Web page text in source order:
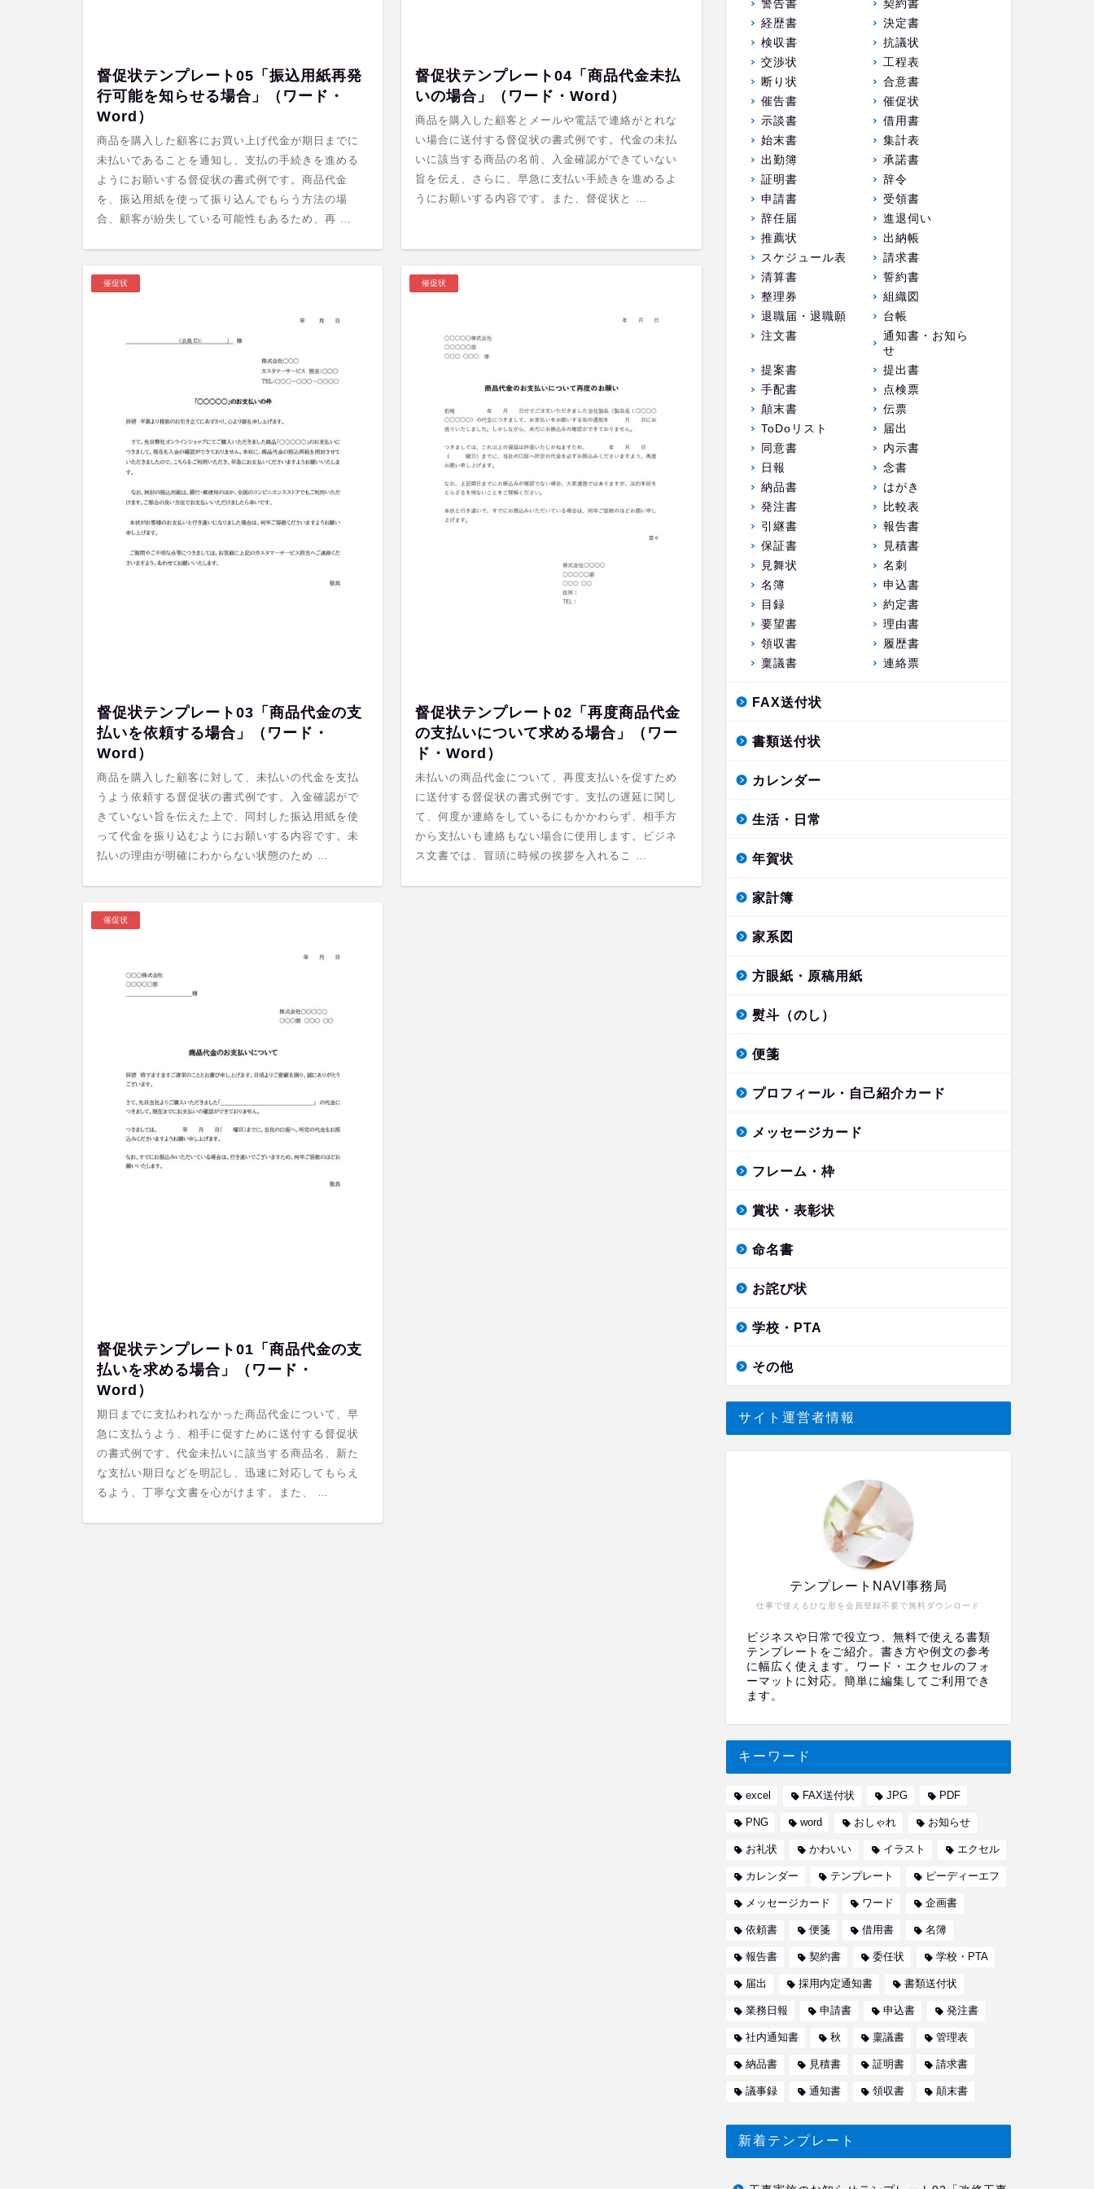
督促状テンプレート05「振込用紙再発
行可能を知らせる場合」（ワード・
Word）
商品を購入した顧客にお買い上げ代金が期日までに
未払いであることを通知し、支払の手続きを進める
ようにお願いする督促状の書式例です。商品代金
を、振込用紙を使って振り込んでもらう方法の場
合、顧客が紛失している可能性もあるため、再 …
督促状テンプレート04「商品代金未払
いの場合」（ワード・Word）
商品を購入した顧客とメールや電話で連絡がとれな
い場合に送付する督促状の書式例です。代金の未払
いに該当する商品の名前、入金確認ができていない
旨を伝え、さらに、早急に支払い手続きを進めるよ
うにお願いする内容です。また、督促状と …
催促状
督促状テンプレート03「商品代金の支
払いを依頼する場合」（ワード・
Word）
商品を購入した顧客に対して、未払いの代金を支払
うよう依頼する督促状の書式例です。入金確認がで
きていない旨を伝えた上で、同封した振込用紙を使
って代金を振り込むようにお願いする内容です。未
払いの理由が明確にわからない状態のため …
催促状
督促状テンプレート02「再度商品代金
の支払いについて求める場合」（ワー
ド・Word）
未払いの商品代金について、再度支払いを促すため
に送付する督促状の書式例です。支払の遅延に関し
て、何度か連絡をしているにもかかわらず、相手方
から支払いも連絡もない場合に使用します。ビジネ
ス文書では、冒頭に時候の挨拶を入れるこ …
催促状
督促状テンプレート01「商品代金の支
払いを求める場合」（ワード・
Word）
期日までに支払われなかった商品代金について、早
急に支払うよう、相手に促すために送付する督促状
の書式例です。代金未払いに該当する商品名、新た
な支払い期日などを明記し、迅速に対応してもらえ
るよう、丁寧な文書を心がけます。また、 …
警告書
契約書
経歴書
決定書
検収書
抗議状
交渉状
工程表
断り状
合意書
催告書
催促状
示談書
借用書
始末書
集計表
出勤簿
承諾書
証明書
辞令
申請書
受領書
辞任届
進退伺い
推薦状
出納帳
スケジュール表
請求書
清算書
誓約書
整理券
組織図
退職届・退職願
台帳
注文書
通知書・お知ら
せ
提案書
提出書
手配書
点検票
顛末書
伝票
ToDoリスト
届出
同意書
内示書
日報
念書
納品書
はがき
発注書
比較表
引継書
報告書
保証書
見積書
見舞状
名刺
名簿
申込書
目録
約定書
要望書
理由書
領収書
履歴書
稟議書
連絡票
FAX送付状
書類送付状
カレンダー
生活・日常
年賀状
家計簿
家系図
方眼紙・原稿用紙
熨斗（のし）
便箋
プロフィール・自己紹介カード
メッセージカード
フレーム・枠
賞状・表彰状
命名書
お詫び状
学校・PTA
その他
サイト運営者情報
仕事で使えるひな形を会員登録不要で無料ダウンロード
テンプレートNAVI事務局
ビジネスや日常で役立つ、無料で使える書類
テンプレートをご紹介。書き方や例文の参考
に幅広く使えます。ワード・エクセルのフォ
ーマットに対応。簡単に編集してご利用でき
ます。
キーワード
excel FAX送付状 JPG PDF
PNG word おしゃれ お知らせ
お礼状 かわいい イラスト エクセル
カレンダー テンプレート ピーディーエフ
メッセージカード ワード 企画書
依頼書 便箋 借用書 名簿
報告書 契約書 委任状 学校・PTA
届出 採用内定通知書 書類送付状
業務日報 申請書 申込書 発注書
社内通知書 秋 稟議書 管理表
納品書 見積書 証明書 請求書
議事録 通知書 領収書 顛末書
新着テンプレート